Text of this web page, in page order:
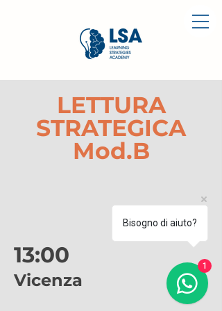
LETTURA
STRATEGICA
Mod.B
13:00
Vicenza
Bisogno di aiuto?
1